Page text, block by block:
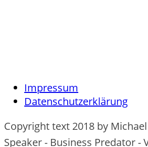
Impressum
Datenschutzerklärung
Copyright text 2018 by
Speaker - Business Predator -